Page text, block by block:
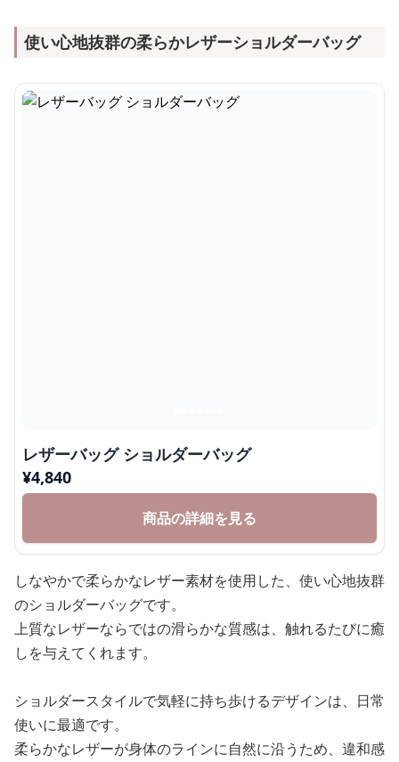
使い心地抜群の柔らかレザーショルダーバッグ
レザーバッグ ショルダーバッグ
¥4,840
商品の詳細を見る
しなやかで柔らかなレザー素材を使用した、使い心地抜群
のショルダーバッグです。
上質なレザーならではの滑らかな質感は、触れるたびに癒
しを与えてくれます。
ショルダースタイルで気軽に持ち歩けるデザインは、日常
使いに最適です。
柔らかなレザーが身体のラインに自然に沿うため、違和感